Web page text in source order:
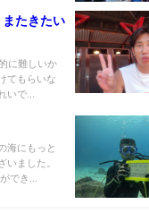
たきたい
に難しいか
てもらいな
いで...
海にもっと
いました。
でき...